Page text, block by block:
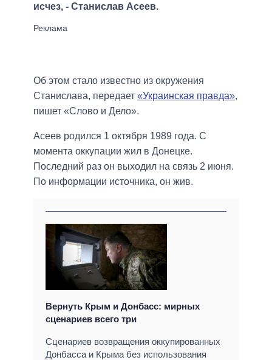
исчез, - Станислав Асеев.
Об этом стало известно из окружения
Станислава, передает «Украинская правда»,
пишет «Слово и Дело».
Асеев родился 1 октября 1989 года. С
момента оккупации жил в Донецке.
Последний раз он выходил на связь 2 июня.
По информации источника, он жив.
Вернуть Крым и Донбасс: мирных
сценариев всего три
Сценариев возвращения оккупированных
Донбасса и Крыма без использования